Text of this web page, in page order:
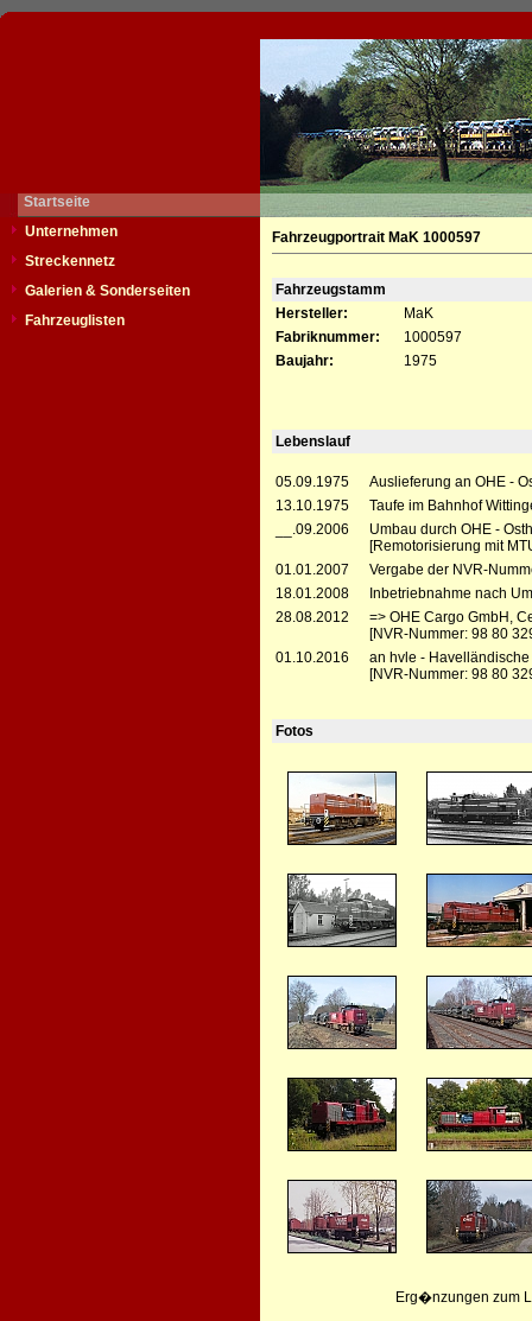
Startseite
Unternehmen
Streckennetz
Galerien & Sonderseiten
Fahrzeuglisten
Fahrzeugportrait MaK 1000597
Fahrzeugstamm
Hersteller:
MaK
Fabriknummer:
1000597
Baujahr:
1975
Lebenslauf
05.09.1975
Auslieferung an OHE -
13.10.1975
Taufe im Bahnhof
__.09.2006
Umbau durch OHE -
[Remotorisierung mit
01.01.2007
Vergabe der NVR-
18.01.2008
Inbetriebnahme nach
28.08.2012
=> OHE Cargo GmbH,
[NVR-Nummer: 98 80
01.10.2016
an hvle -
[NVR-Nummer: 98 80
Fotos
Erg�nzungen zum